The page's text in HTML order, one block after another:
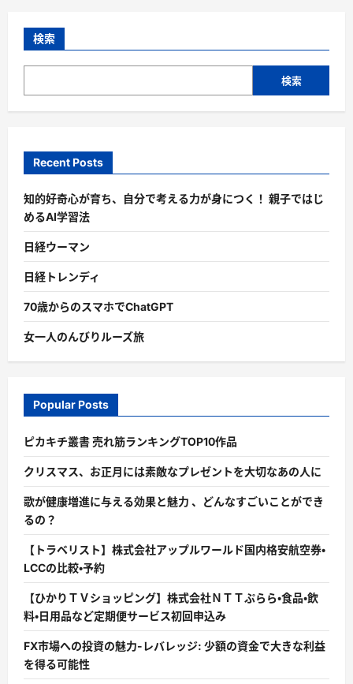
検索
検索
Recent Posts
知的好奇心が育ち、自分で考える力が身につく！ 親子ではじ
めるAI学習法
日経ウーマン
日経トレンディ
70歳からのスマホでChatGPT
女一人のんびりルーズ旅
Popular Posts
ピカキチ叢書 売れ筋ランキングTOP10作品
クリスマス、お正月には素敵なプレゼントを大切なあの人に
歌が健康増進に与える効果と魅力 、どんなすごいことができ
るの？
【トラベリスト】株式会社アップルワールド国内格安航空券・
LCCの比較・予約
【ひかりＴＶショッピング】株式会社ＮＴＴぷらら・食品・飲
料・日用品など定期便サービス初回申込み
FX市場への投資の魅力-レバレッジ: 少額の資金で大きな利益
を得る可能性